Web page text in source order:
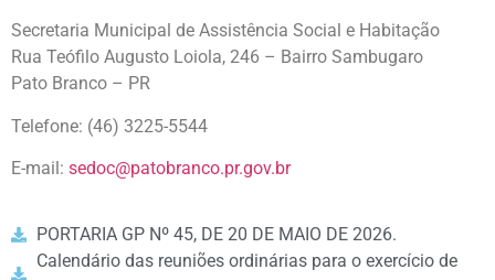
Secretaria Municipal de Assistência Social e Habitação
Rua Teófilo Augusto Loiola, 246 – Bairro Sambugaro
Pato Branco – PR
Telefone: (46) 3225-5544
E-mail: sedoc@patobranco.pr.gov.br
PORTARIA GP Nº 45, DE 20 DE MAIO DE 2026.
Calendário das reuniões ordinárias para o exercício de